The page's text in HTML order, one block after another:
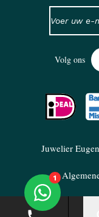
Volg ons
Juwelier
1